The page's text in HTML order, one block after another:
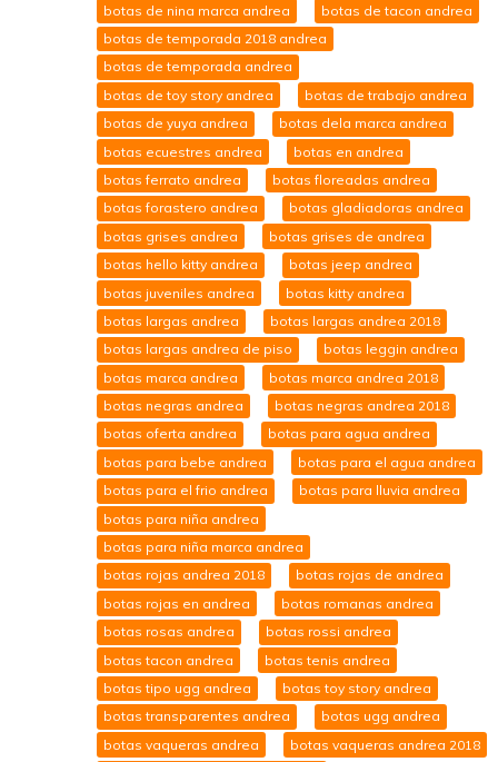
botas de nina marca andrea
botas de tacon andrea
botas de temporada 2018 andrea
botas de temporada andrea
botas de toy story andrea
botas de trabajo andrea
botas de yuya andrea
botas dela marca andrea
botas ecuestres andrea
botas en andrea
botas ferrato andrea
botas floreadas andrea
botas forastero andrea
botas gladiadoras andrea
botas grises andrea
botas grises de andrea
botas hello kitty andrea
botas jeep andrea
botas juveniles andrea
botas kitty andrea
botas largas andrea
botas largas andrea 2018
botas largas andrea de piso
botas leggin andrea
botas marca andrea
botas marca andrea 2018
botas negras andrea
botas negras andrea 2018
botas oferta andrea
botas para agua andrea
botas para bebe andrea
botas para el agua andrea
botas para el frio andrea
botas para lluvia andrea
botas para niña andrea
botas para niña marca andrea
botas rojas andrea 2018
botas rojas de andrea
botas rojas en andrea
botas romanas andrea
botas rosas andrea
botas rossi andrea
botas tacon andrea
botas tenis andrea
botas tipo ugg andrea
botas toy story andrea
botas transparentes andrea
botas ugg andrea
botas vaqueras andrea
botas vaqueras andrea 2018